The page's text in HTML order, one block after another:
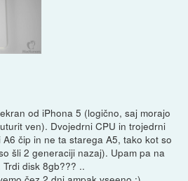
od iPhona 5 (logično, saj morajo
ven). Dvojedrni CPU in trojedrni
čip in ne ta starega A5, tako kot so
šli 2 generaciji nazaj). Upam pa na
disk 8gb??? ..